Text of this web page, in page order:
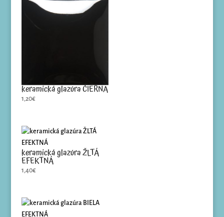
keramická glazúra ČIERNA
1,20€
keramická glazúra ŽLTÁ
EFEKTNÁ
1,40€